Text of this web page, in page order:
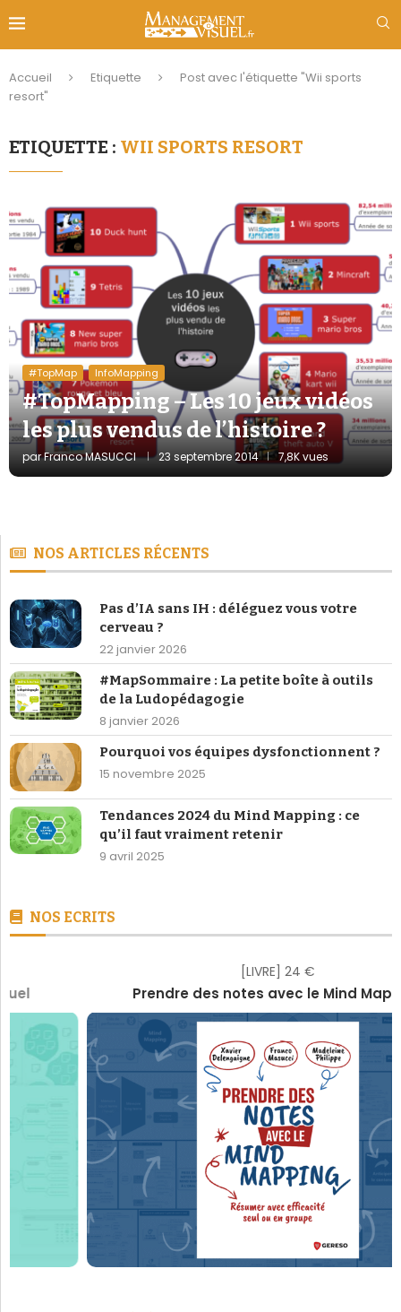
Accueil Etiquette
Post avec l'étiquette "Wii sports
resort"
ETIQUETTE : WII SPORTS RESORT
#TopMap InfoMapping
#TopMapping – Les 10 jeux vidéos
les plus vendus de l’histoire ?
parFranco MASUCCI 23 septembre 2014 7,8K vues
NOS ARTICLES RÉCENTS
Pas d’IA sans IH : déléguez vous votre
cerveau ?
22 janvier 2026
#MapSommaire : La petite boîte à outils
de la Ludopédagogie
8 janvier 2026
Pourquoi vos équipes dysfonctionnent ?
15 novembre 2025
Tendances 2024 du Mind Mapping : ce
qu’il faut vraiment retenir
9 avril 2025
NOS ECRITS
[LIVRE] 24 €
Prendre des notes avec le Mind Mapping